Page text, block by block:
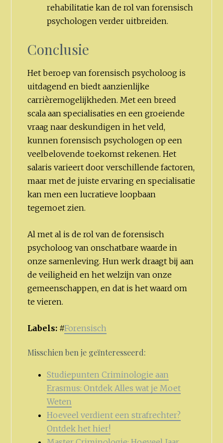
rehabilitatie kan de rol van forensisch
psychologen verder uitbreiden.
Conclusie
Het beroep van forensisch psycholoog is
uitdagend en biedt aanzienlijke
carrièremogelijkheden. Met een breed
scala aan specialisaties en een groeiende
vraag naar deskundigen in het veld,
kunnen forensisch psychologen op een
veelbelovende toekomst rekenen. Het
salaris varieert door verschillende factoren,
maar met de juiste ervaring en specialisatie
kan men een lucratieve loopbaan
tegemoet zien.
Al met al is de rol van de forensisch
psycholoog van onschatbare waarde in
onze samenleving. Hun werk draagt bij aan
de veiligheid en het welzijn van onze
gemeenschappen, en dat is het waard om
te vieren.
Labels: #Forensisch
Misschien ben je geïnteresseerd:
Studiepunten Criminologie aan
Erasmus: Ontdek Alles wat je Moet
Weten
Hoeveel verdient een strafrechter?
Ontdek het hier!